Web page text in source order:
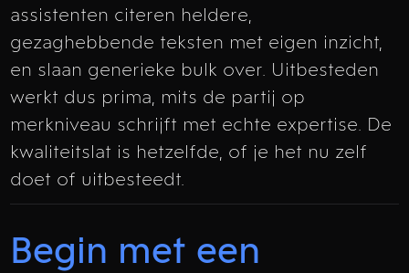
assistenten citeren heldere,
gezaghebbende teksten met eigen inzicht,
en slaan generieke bulk over. Uitbesteden
werkt dus prima, mits de partij op
merkniveau schrijft met echte expertise. De
kwaliteitslat is hetzelfde, of je het nu zelf
doet of uitbesteedt.
Begin met een